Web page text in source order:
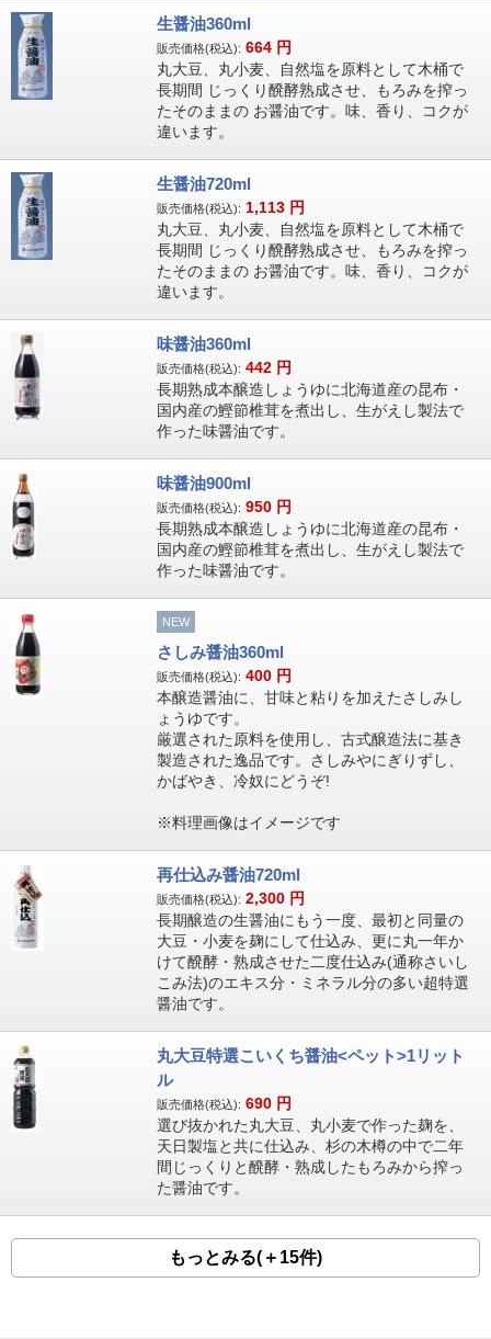
生醤油360ml
販売価格(税込): 664 円
丸大豆、丸小麦、自然塩を原料として木桶で
長期間 じっくり醗酵熟成させ、もろみを搾っ
たそのままの お醤油です。味、香り、コクが
違います。
生醤油720ml
販売価格(税込): 1,113 円
丸大豆、丸小麦、自然塩を原料として木桶で
長期間 じっくり醗酵熟成させ、もろみを搾っ
たそのままの お醤油です。味、香り、コクが
違います。
味醤油360ml
販売価格(税込): 442 円
長期熟成本醸造しょうゆに北海道産の昆布・
国内産の鰹節椎茸を煮出し、生がえし製法で
作った味醤油です。
味醤油900ml
販売価格(税込): 950 円
長期熟成本醸造しょうゆに北海道産の昆布・
国内産の鰹節椎茸を煮出し、生がえし製法で
作った味醤油です。
NEW
さしみ醤油360ml
販売価格(税込): 400 円
本醸造醤油に、甘味と粘りを加えたさしみし
ょうゆです。
厳選された原料を使用し、古式醸造法に基き
製造された逸品です。さしみやにぎりずし、
かばやき、冷奴にどうぞ!
※料理画像はイメージです
再仕込み醤油720ml
販売価格(税込): 2,300 円
長期醸造の生醤油にもう一度、最初と同量の
大豆・小麦を麹にして仕込み、更に丸一年か
けて醗酵・熟成させた二度仕込み(通称さいし
こみ法)のエキス分・ミネラル分の多い超特選
醤油です。
丸大豆特選こいくち醤油<ペット>1リット
ル
販売価格(税込): 690 円
選び抜かれた丸大豆、丸小麦で作った麹を、
天日製塩と共に仕込み、杉の木樽の中で二年
間じっくりと醗酵・熟成したもろみから搾っ
た醤油です。
もっとみる(＋15件)